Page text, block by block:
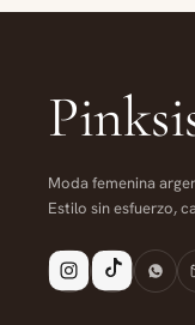
Moda femenina
Estilo sin esfuerzo,